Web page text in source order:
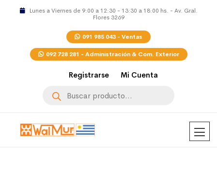
Lunes a Viernes de 9:00 a 12:30 - 13:30 a 18:00 hs. - Av. Gral.
Flores 3269
091 985 043 - Ventas
092 728 281 - Administración & Com. Exterior
Registrarse Mi Cuenta